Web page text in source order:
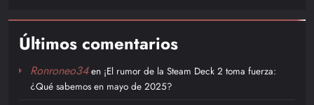
Últimos comentarios
Ronroneo34en ¡El rumor de la Steam Deck 2 toma fuerza:
¿Qué sabemos en mayo de 2025?